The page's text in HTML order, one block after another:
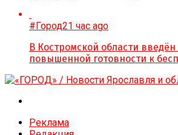
#Город21 час ago
В Костромской области
повышенной готовности к
Реклама